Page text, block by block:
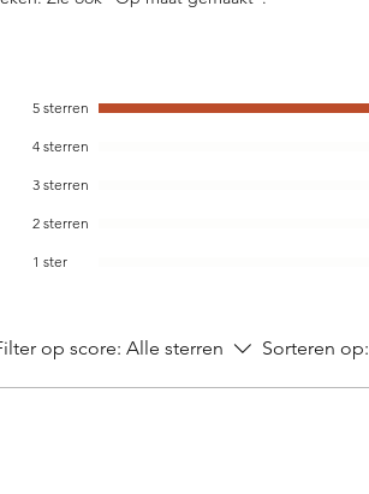
5 sterren
4 sterren
3 sterren
2 sterren
1 ster
op score: Alle sterren Sorteren op: